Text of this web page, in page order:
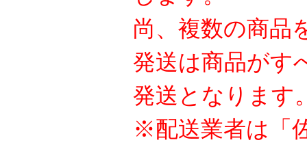
尚、複数の商品
発送は商品がす
発送となります
※配送業者は「